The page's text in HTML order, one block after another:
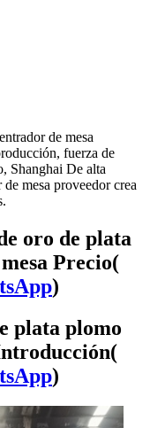
de mesa
fuerza de
Shanghai De alta
mesa proveedor crea
oro de plata
Precio(
)
plata plomo
)